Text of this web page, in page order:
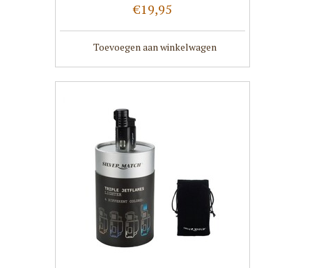
€19,95
Toevoegen aan winkelwagen